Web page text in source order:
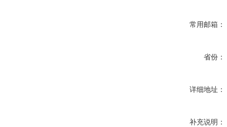
常用邮箱：
省份：
详细地址：
补充说明：